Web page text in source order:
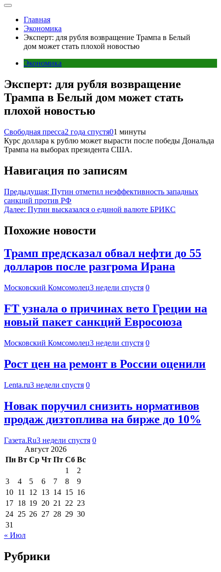
Главная
Экономика
Эксперт: для рубля возвращение Трампа в Белый
дом может стать плохой новостью
Экономика
Эксперт: для рубля возвращение
Трампа в Белый дом может стать
плохой новостью
Свободная пресса2 года спустя01 минуты
Курс доллара к рублю может вырасти после победы Дональда
Трампа на выборах президента США.
Навигация по записям
Предыдущая: Путин отметил неэффективность западных
санкций против РФ
Далее: Путин высказался о единой валюте БРИКС
Похожие новости
Трамп предсказал обвал нефти до 55
долларов после разгрома Ирана
Московский Комсомолец3 недели спустя 0
FT узнала о причинах вето Греции на
новый пакет санкций Евросоюза
Московский Комсомолец3 недели спустя 0
Рост цен на ремонт в России оценили
Lenta.ru3 недели спустя 0
Новак поручил снизить нормативов
продаж дизтоплива на бирже до 10%
Газета.Ru3 недели спустя 0
Август 2026
Пн Вт Ср Чт Пт Сб Вс
1
2
3
4 5 6 7 8
9
10 11 12 13 14 15 16
17 18 19 20 21 22 23
24 25 26 27 28 29 30
31
« Июл
Рубрики